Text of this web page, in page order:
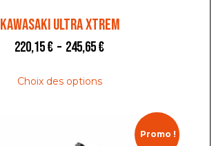
KAWASAKI ULTRA XTREM
220,15€ – 245,65€
Choix des options
Promo !